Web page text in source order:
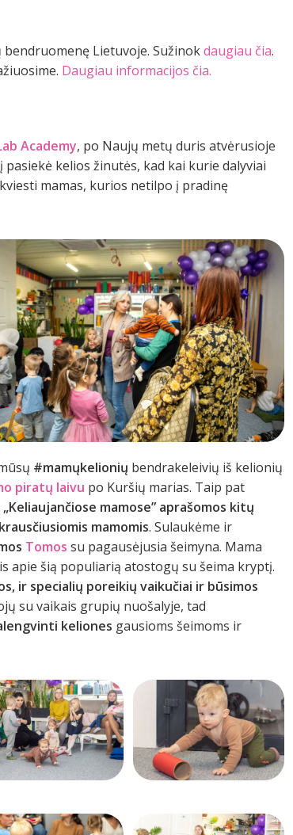
bendruomenę Lietuvoje. Sužinokdaugiau čia.
Daugiau informacijos čia.
Academy, po Naujų metų duris atvėrusioje
kelios žinutės, kad kai kurie dalyviai
mamas, kurios netilpo į pradinę
#mamųkelionių bendrakeleivių iš kelionių
piratų laivu po Kuršių marias. Taip pat
„Keliaujančiose mamose” aprašomos kitų
mamomis. Sulaukėme ir
Tomos su pagausėjusia šeimyna. Mama
apie šią populiarią atostogų su šeima kryptį.
ir specialių poreikių vaikučiai ir būsimos
su vaikais grupių nuošalyje, tad
keliones gausioms šeimoms ir